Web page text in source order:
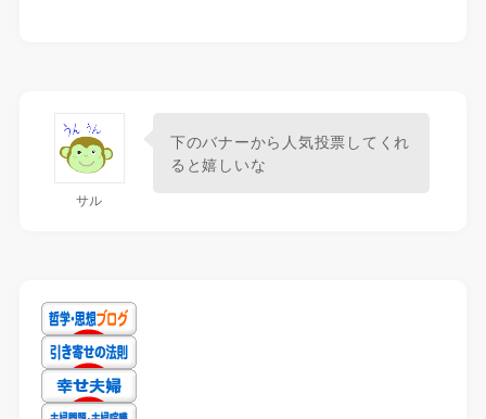
サル
下のバナーから人気投票してくれ
ると嬉しいな